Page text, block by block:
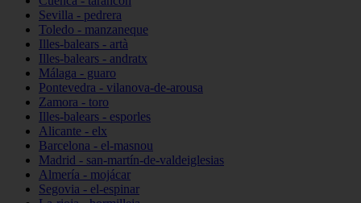
Sevilla - pedrera
Toledo - manzaneque
Illes-balears - artà
Illes-balears - andratx
Málaga - guaro
Pontevedra - vilanova-de-arousa
Zamora - toro
Illes-balears - esporles
Alicante - elx
Barcelona - el-masnou
Madrid - san-martín-de-valdeiglesias
Almería - mojácar
Segovia - el-espinar